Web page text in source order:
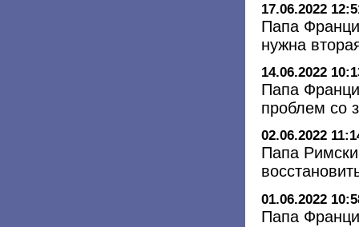
17.06.2022
Папа
нужна
14.06.2022
Папа
проблем со
02.06.2022
Папа
01.06.2022
Папа